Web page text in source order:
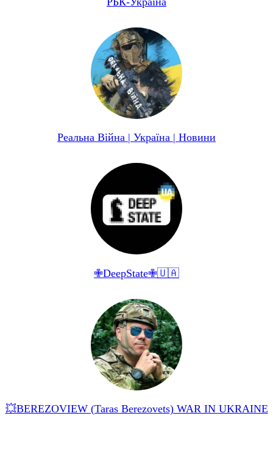
Реальна Війна | Україна | Новини
✙DeepState✙🇺🇦
💥BEREZOVIEW (Taras Berezovets) WAR IN UKRAINE